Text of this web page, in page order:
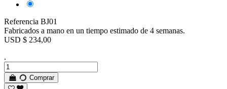
-
Morado
Referencia BJ01
Fabricados a mano en un tiempo estimado de 4 semanas.
USD $ 234,00
.
Comprar